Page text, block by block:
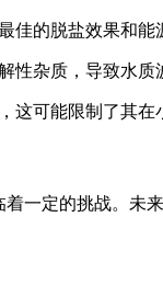
佳的脱盐效果和能
性杂质，导致水质
这可能限制了其在
一定的挑战。